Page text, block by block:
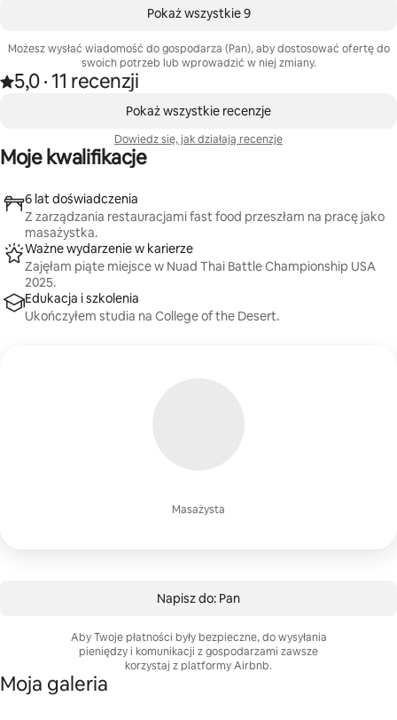
Pokaż wszystkie 9
Możesz wysłać wiadomość do gospodarza (Pan), aby dostosować ofertę do
swoich potrzeb lub wprowadzić w niej zmiany.
Ocena 5,0 na 5 gwiazdek na podstawie 11 recenzji
5,0
, ·11 recenzji
Pokaż wszystkie recenzje
Dowiedz się, jak działają recenzje
Moje kwalifikacje
Masażysta
6 lat doświadczenia
Z zarządzania restauracjami fast food przeszłam na pracę jako
masażystka.
Ważne wydarzenie w karierze
Zajęłam piąte miejsce w Nuad Thai Battle Championship USA
2025.
Edukacja i szkolenia
Ukończyłem studia na College of the Desert.
Napisz do: Pan
Aby Twoje płatności były bezpieczne, do wysyłania
pieniędzy i komunikacji z gospodarzami zawsze
korzystaj z platformy Airbnb.
Moja galeria